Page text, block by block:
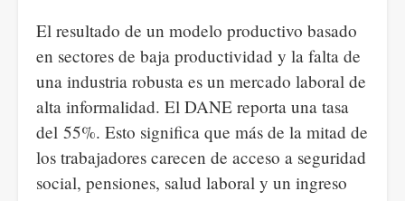
El resultado de un modelo productivo basado
en sectores de baja productividad y la falta de
una industria robusta es un mercado laboral de
alta informalidad. El DANE reporta una tasa
del 55%. Esto significa que más de la mitad de
los trabajadores carecen de acceso a seguridad
social, pensiones, salud laboral y un ingreso